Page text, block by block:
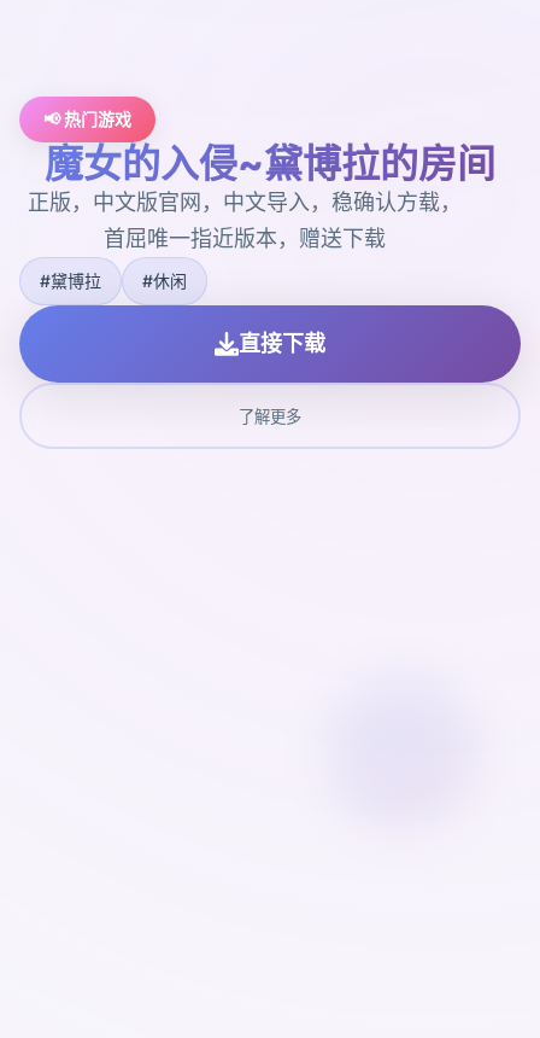
📢 热门游戏
魔女的入侵~黛博拉的房间
正版，中文版官网，中文导入，稳确认方载，
首屈唯一指近版本，赠送下载
#黛博拉 #休闲
直接下载
了解更多